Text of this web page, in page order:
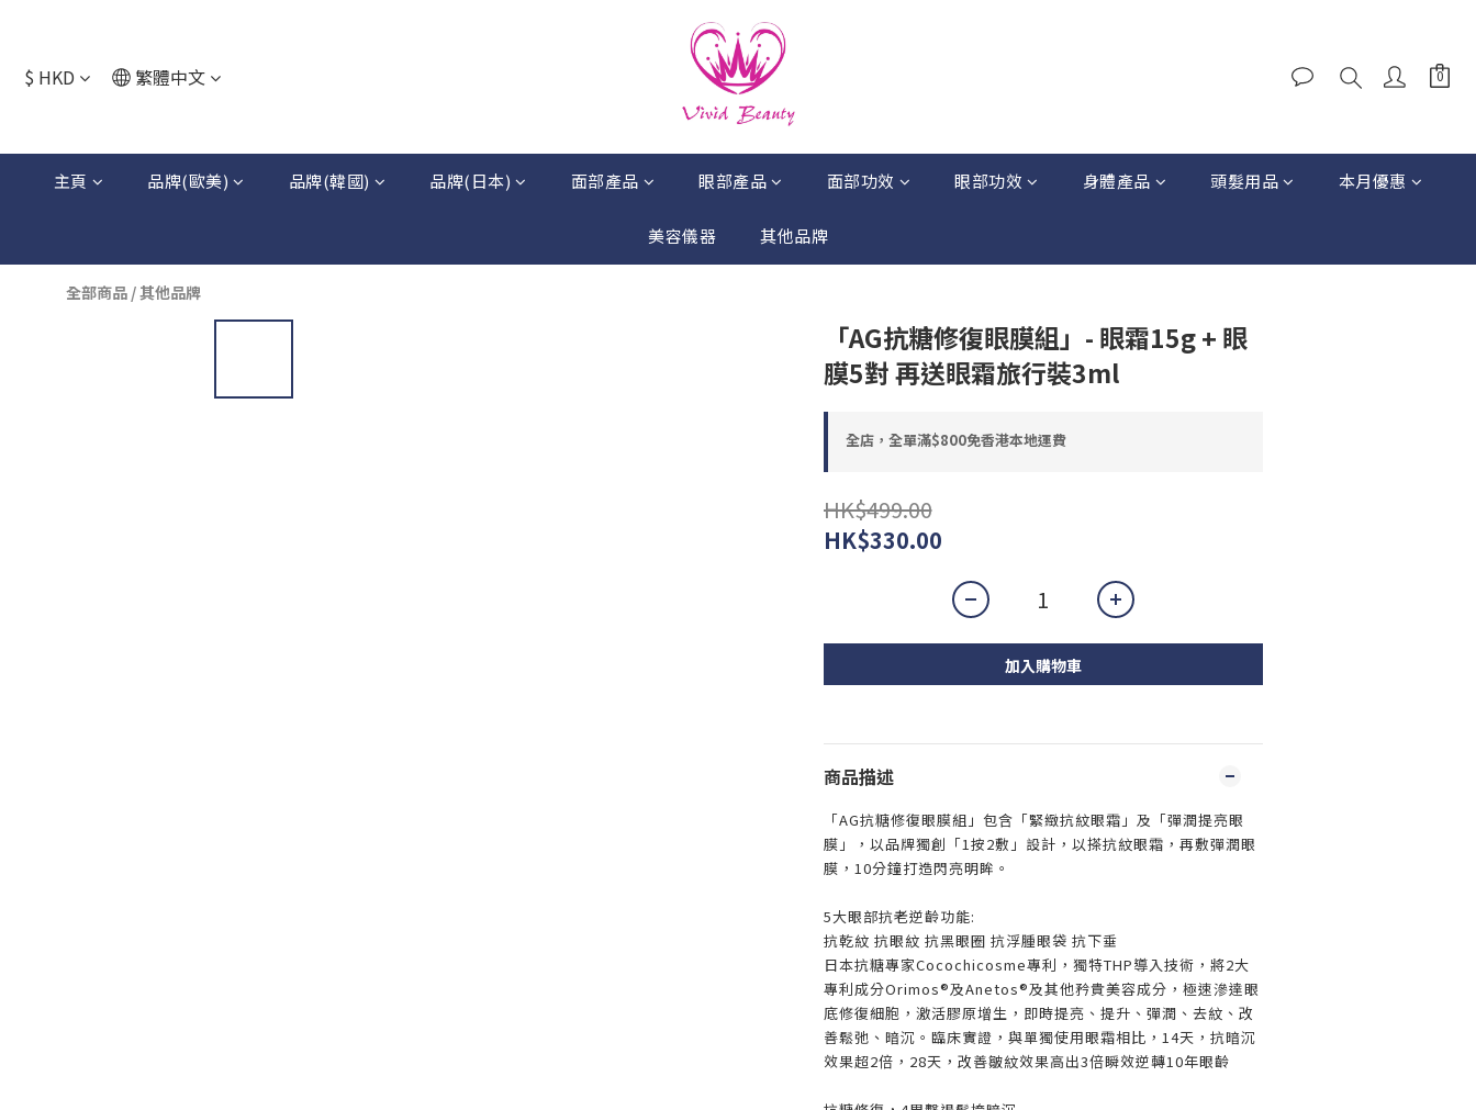
$ HKD 繁體中文
主頁 品牌(歐美) 品牌(韓國) 品牌(日本) 面部產品 眼部產品 面部功效 眼部功效 身體產品 頭髮用品 本月優惠
美容儀器 其他品牌
全部商品 /其他品牌
「AG抗糖修復眼膜組」- 眼霜15g + 眼
膜5對 再送眼霜旅行裝3ml
全店，全單滿$800免香港本地運費
HK$499.00
HK$330.00
加入購物車
商品描述
「AG抗糖修復眼膜組」包含「緊緻抗紋眼霜」及「彈潤提亮眼
膜」，以品牌獨創「1按2敷」設計，以搽抗紋眼霜，再敷彈潤眼
膜，10分鐘打造閃亮明眸。
5大眼部抗老逆齡功能:
抗乾紋 抗眼紋 抗黑眼圈 抗浮腫眼袋 抗下垂
日本抗糖專家Cocochicosme專利，獨特THP導入技術，將2大
專利成分Orimos®及Anetos®及其他矜貴美容成分，極速滲達眼
底修復細胞，激活膠原增生，即時提亮、提升、彈潤、去紋、改
善鬆弛、暗沉。臨床實證，與單獨使用眼霜相比，14天，抗暗沉
效果超2倍，28天，改善皺紋效果高出3倍瞬效逆轉10年眼齡